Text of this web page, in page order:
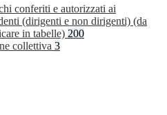
conferiti e autorizzati ai
(dirigenti e non dirigenti) (da
in tabelle) 200
collettiva 3